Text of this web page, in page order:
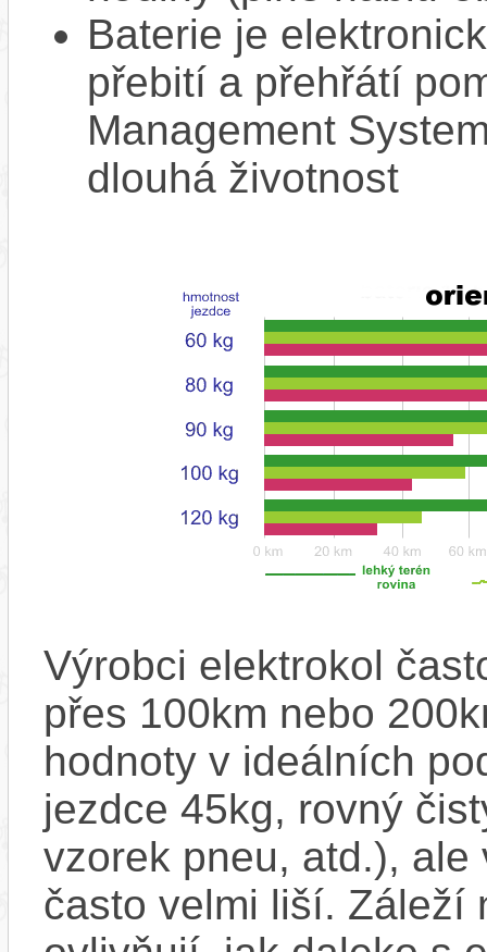
Baterie je
přebití a přehřátí
Management
dlouhá životnost
Výrobci elektrokol
přes 100km nebo
hodnoty v ideálních
jezdce 45kg, rovný
vzorek pneu, atd.),
často velmi liší. Záleží